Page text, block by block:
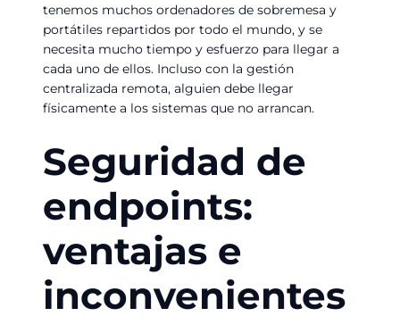
tenemos muchos ordenadores de sobremesa y
portátiles repartidos por todo el mundo, y se
necesita mucho tiempo y esfuerzo para llegar a
cada uno de ellos. Incluso con la gestión
centralizada remota, alguien debe llegar
físicamente a los sistemas que no arrancan.
Seguridad de
endpoints:
ventajas e
inconvenientes